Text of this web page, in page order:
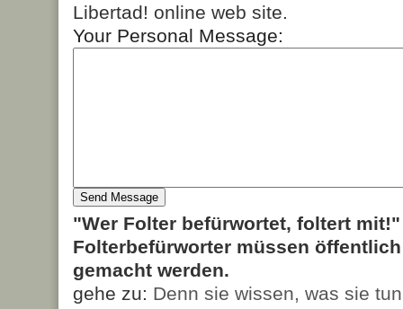
Libertad! online web site.
Your Personal Message:
"Wer Folter befürwortet, foltert
Folterbefürworter müssen
gemacht werden.
gehe zu: Denn sie wissen, was sie tun